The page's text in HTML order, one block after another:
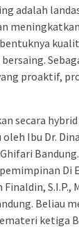
adalah
proaktif,
secara
Ibu Dr.
Di
S.I.P.,
Beliau
ketiga